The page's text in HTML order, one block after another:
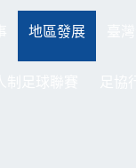
地區發展